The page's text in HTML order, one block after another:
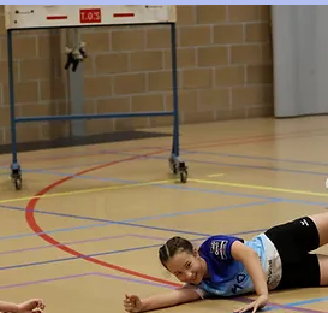
Add a Title
Describe
your
image